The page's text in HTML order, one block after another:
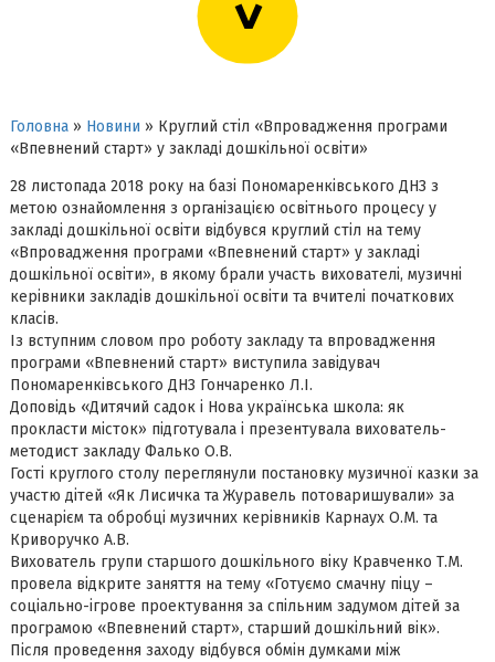
>
Головна» Новини » Круглий стіл «Впровадження програми
«Впевнений старт» у закладі дошкільної освіти»
28 листопада 2018 року на базі Пономаренківського ДНЗ з
метою ознайомлення з організацією освітнього процесу у
закладі дошкільної освіти відбувся круглий стіл на тему
«Впровадження програми «Впевнений старт» у закладі
дошкільної освіти», в якому брали участь вихователі, музичні
керівники закладів дошкільної освіти та вчителі початкових
класів.
Із вступним словом про роботу закладу та впровадження
програми «Впевнений старт» виступила завідувач
Пономаренківського ДНЗ Гончаренко Л.І.
Доповідь «Дитячий садок і Нова українська школа: як
прокласти місток» підготувала і презентувала вихователь-
методист закладу Фалько О.В.
Гості круглого столу переглянули постановку музичної казки за
участю дітей «Як Лисичка та Журавель потоваришували» за
сценарієм та обробці музичних керівників Карнаух О.М. та
Криворучко А.В.
Вихователь групи старшого дошкільного віку Кравченко Т.М.
провела відкрите заняття на тему «Готуємо смачну піцу –
соціально-ігрове проектування за спільним задумом дітей за
програмою «Впевнений старт», старший дошкільний вік».
Після проведення заходу відбувся обмін думками між